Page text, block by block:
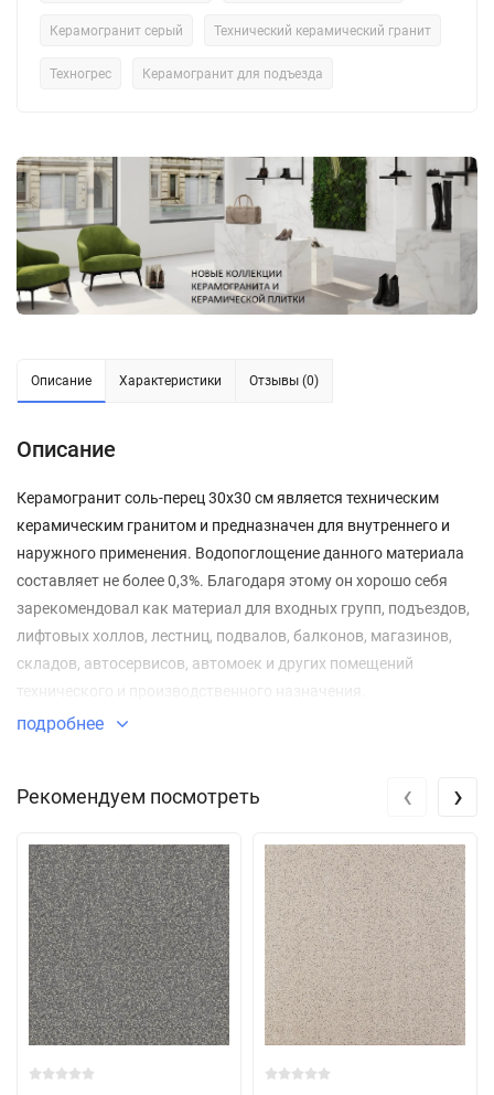
Керамогранит серый Технический керамический гранит
Техногрес Керамогранит для подъезда
Описание Характеристики Отзывы (0)
Описание
Керамогранит соль-перец 30x30 см является техническим
керамическим гранитом и предназначен для внутреннего и
наружного применения. Водопоглощение данного материала
составляет не более 0,3%. Благодаря этому он хорошо себя
зарекомендовал как материал для входных групп, подъездов,
лифтовых холлов, лестниц, подвалов, балконов, магазинов,
складов, автосервисов, автомоек и других помещений
технического и производственного назначения.
подробнее
Рекомендуем посмотреть ‹ ›